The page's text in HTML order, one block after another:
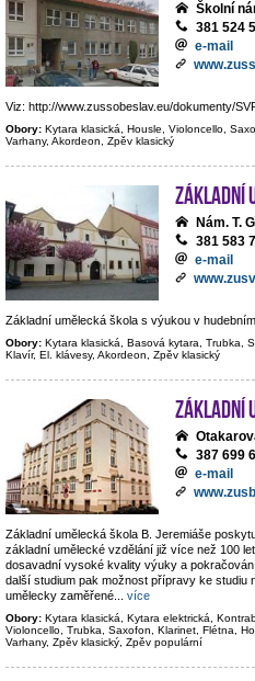
Školní
381 524
e-mail
Viz: http://www.zussobeslav.eu/dokumenty/
Obory: Kytara klasická, Housle, Violoncello,
Varhany, Akordeon, Zpěv klasický
Základní
Nám. T.
381 583
e-mail
Základní umělecká škola s výukou v
Obory: Kytara klasická, Basová kytara, Trubka,
Klavír, El. klávesy, Akordeon, Zpěv klasický
Základní
387 699
e-mail
Základní umělecká škola B. Jeremiáše
základní umělecké vzdělání již více než 100
dosavadní vysoké kvality výuky a
další studium pak možnost přípravy ke studiu
umělecky zaměřené
více
Obory: Kytara klasická, Kytara elektrická,
Violoncello, Trubka, Saxofon, Klarinet, Flétna,
Varhany, Zpěv klasický, Zpěv populární